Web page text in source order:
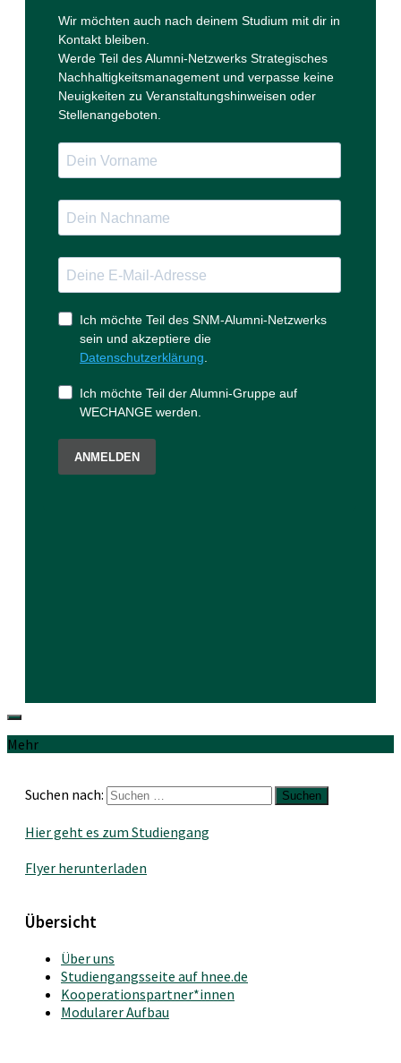
Mehr
Suchen nach:
Hier geht es zum Studiengang
Flyer herunterladen
Übersicht
Über uns
Studiengangsseite auf hnee.de
Kooperationspartner*innen
Modularer Aufbau